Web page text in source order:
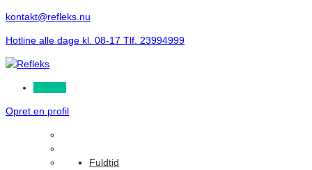
kontakt@refleks.nu
Hotline alle dage kl. 08-17 Tlf. 23994999
Opret en profil
Fuldtid